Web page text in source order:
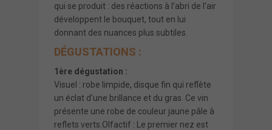
qui se produit : des réactions à l’abri de l’air
développent le bouquet, tout en lui
donnant des nuances plus subtiles.
DÉGUSTATIONS :
1ère dégustation :
Visuel : robe limpide, disque fin qui reflète
un éclat d'une brillance et du gras. Ce vin
présente une robe de couleur jaune pâle à
reflets verts.Olfactif : Le premier nez est